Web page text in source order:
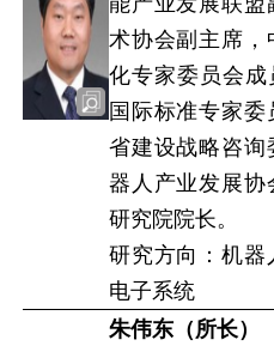
术协会副主席，
化专家委员会成
国际标准专家
省建设战略咨询
器人产业发展协
研究院院长。
研究方向：机器
电子系统
朱伟东（所长）